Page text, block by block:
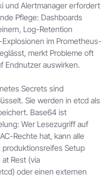
und Alertmanager erfordert
Pflege: Dashboards
Log-Retention
im Prometheus-
merkt Probleme oft
Endnutzer auswirken.
Secrets sind
Sie werden in etcd als
Base64 ist
Wer Lesezugriff auf
Rechte hat, kann alle
produktionsreifes Setup
Rest (via
oder einen externen